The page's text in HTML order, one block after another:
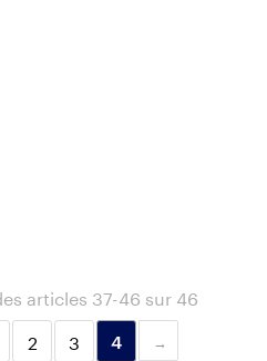
articles 37-46 sur 46
2 3 4